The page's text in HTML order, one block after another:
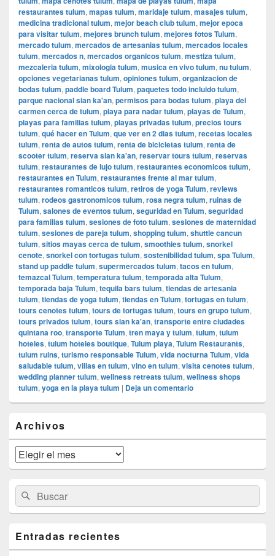
restaurantes tulum, mapas tulum, maridaje tulum, masajes tulum,
medicina tradicional tulum, mejor beach club tulum, mejor epoca
para visitar tulum, mejores brunch tulum, mejores fotos Tulum,
mercado tulum, mercados de artesanias tulum, mercados locales
tulum, mercados n, mercados organicos tulum, mestiza tulum,
mezcaleria tulum, mixologia tulum, musica en vivo tulum, nu tulum,
opciones vegetarianas tulum, opiniones tulum, organizacion de
bodas tulum, paddle board Tulum, paquetes todo incluido tulum,
parque nacional sian ka'an, permisos para bodas tulum, playa del
carmen cerca de tulum, playa para nadar tulum, playas de Tulum,
playas para familias tulum, playas privadas tulum, precios tours
tulum, qué hacer en Tulum, que ver en 2 dias tulum, recetas locales
tulum, renta de autos tulum, renta de bicicletas tulum, renta de
scooter tulum, reserva sian ka'an, reservar tours tulum, reservas
tulum, restaurantes de lujo tulum, restaurantes economicos tulum,
restaurantes en Tulum, restaurantes frente al mar tulum,
restaurantes romanticos tulum, retiros de yoga Tulum, reviews
tulum, rodeos gastronomicos tulum, rosa negra tulum, ruinas de
Tulum, salones de eventos tulum, seguridad en Tulum, seguridad
para familias tulum, sesiones de foto tulum, sesiones de maternidad
tulum, sesiones de pareja tulum, shopping tulum, shuttle cancun
tulum, sitios mayas cerca de tulum, smoothies tulum, snorkel
cenote, snorkel con tortugas tulum, sostenibilidad tulum, spa Tulum,
stand up paddle tulum, supermercados tulum, tacos en tulum,
temazcal Tulum, temperatura tulum, temporada alta Tulum,
temporada baja Tulum, tequila bars tulum, tiendas de artesania
tulum, tiendas de yoga tulum, tiendas en Tulum, tortugas en tulum,
tours cenotes tulum, tours de tortugas tulum, tours en grupo tulum,
tours privados tulum, tours sian ka'an, transporte entre ciudades
quintana roo, transporte Tulum, tren maya y tulum, tulum, tulum
hoteles, tulum hoteles boutique, Tulum playa, Tulum Restaurants,
tulum ruins, turismo responsable Tulum, vida nocturna Tulum, vida
saludable tulum, villas en tulum, vino en tulum, visita cenotes tulum,
wedding planner tulum, wellness retreats tulum, wellness shops
tulum, yoga en la playa tulum | Deja un comentario
área
de
widget
barra
lateral
primaria
Archivos
Archivos
Buscar
por:
Buscar
Entradas recientes